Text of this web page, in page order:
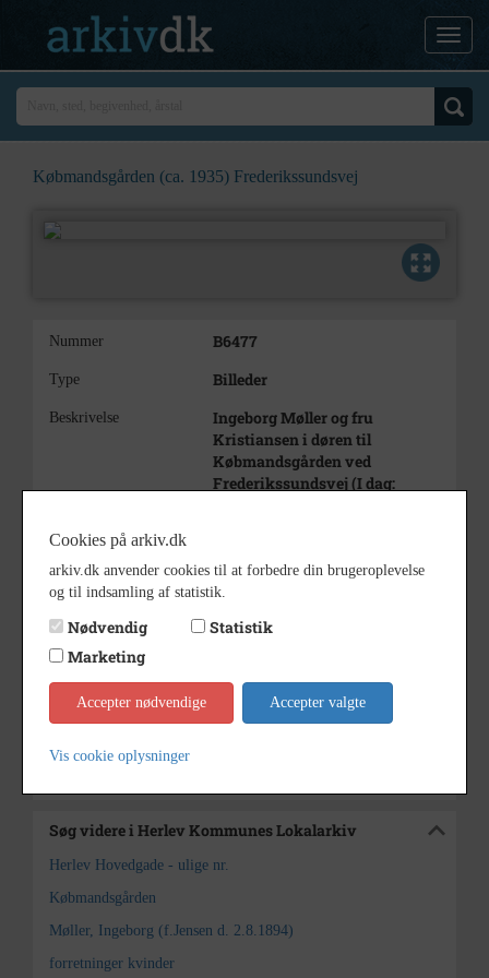
Købmandsgården (ca. 1935) Frederikssundsvej
Nummer B6477
Type Billeder
Beskrivelse
Ingeborg Møller og fru
Kristiansen i døren til
Købmandsgården ved
Frederikssundsvej (I dag:
Periode 1934 - 1936
Fotograf Privatfoto
6,5x9cm
Materiale s/h positiv
Arkiv Herlev Kommunes Lokalarkiv
Kontakt arkivet
Søg videre i Herlev Kommunes Lokalarkiv
Herlev Hovedgade - ulige nr.
Købmandsgården
Møller, Ingeborg (f.Jensen d. 2.8.1894)
forretninger kvinder
Cookies på arkiv.dk
arkiv.dk anvender cookies til at forbedre din brugeroplevelse
og til indsamling af statistik.
Nødvendig
Statistik
Marketing
Accepter nødvendige Accepter valgte
Vis cookie oplysninger